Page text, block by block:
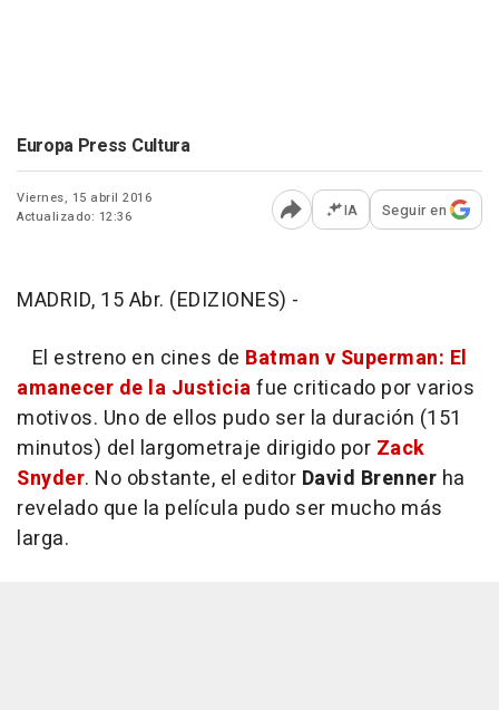
Europa Press Cultura
Viernes, 15 abril 2016
Actualizado: 12:36
Abrir opciones para
IA Seguir en
MADRID, 15 Abr. (EDIZIONES) -
El estreno en cines de Batman v Superman: El
amanecer de la Justiciafue criticado por varios
motivos. Uno de ellos pudo ser la duración (151
minutos) del largometraje dirigido por Zack
Snyder. No obstante, el editor David Brenner ha
revelado que la película pudo ser mucho más
larga.